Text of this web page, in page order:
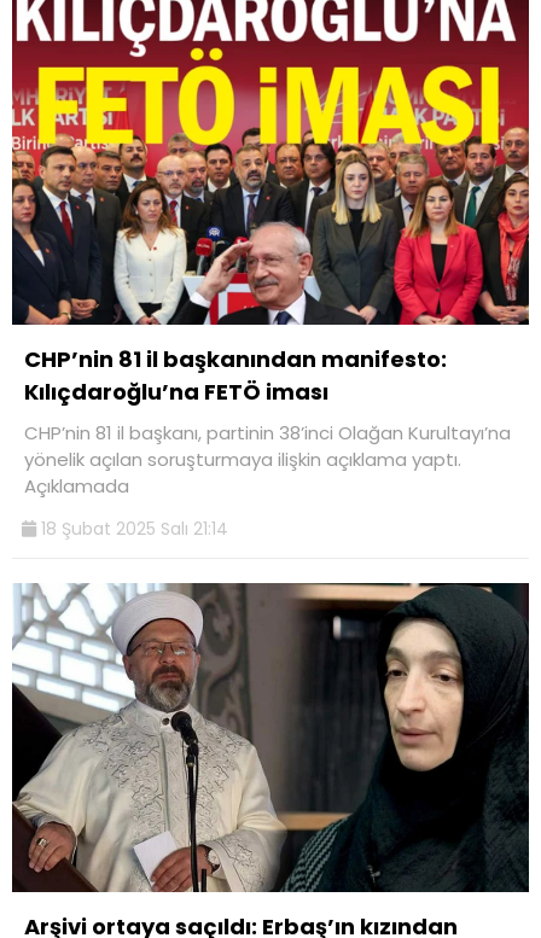
CHP’nin 81 il başkanından manifesto:
Kılıçdaroğlu’na FETÖ iması
CHP’nin 81 il başkanı, partinin 38’inci Olağan Kurultayı’na
yönelik açılan soruşturmaya ilişkin açıklama yaptı.
Açıklamada
18 Şubat 2025 Salı 21:14
Arşivi ortaya saçıldı: Erbaş’ın kızından